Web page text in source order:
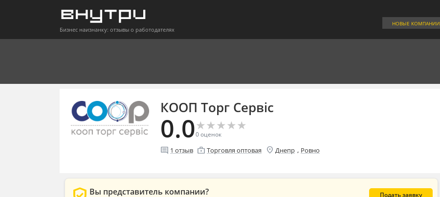
Бизнес наизнанку: отзывы о работодателях
НОВЫЕ КОМПАНИИ
КООП Торг Сервіс
0.0★
★★
★★
★★
★★
★
0оценок
comment 1 отзыв enterprise Торговля оптовая location_on Днепр , Ровно
Вы представитель компании? Подать заявку